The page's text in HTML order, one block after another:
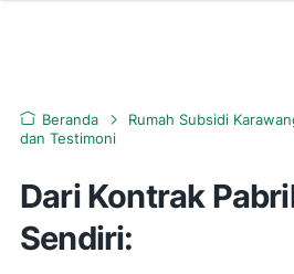
Beranda Rumah Subsidi
dan Testimoni
Dari Kontrak
Sendiri: